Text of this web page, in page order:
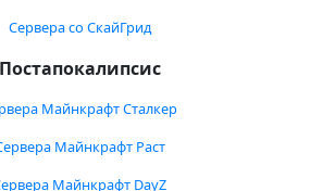
Сервера со СкайГрид
Постапокалипсис
Майнкрафт Сталкер
Майнкрафт Раст
Майнкрафт DayZ